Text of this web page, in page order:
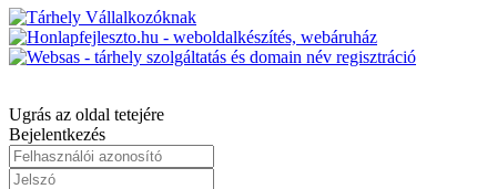
Ugrás az oldal tetejére
Bejelentkezés